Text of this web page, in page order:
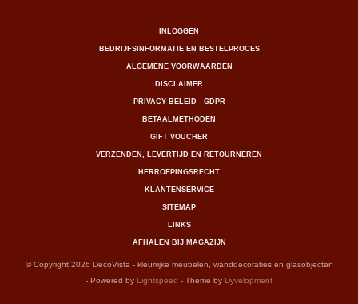
INLOGGEN
BEDRIJFSINFORMATIE EN BESTELPROCES
ALGEMENE VOORWAARDEN
DISCLAIMER
PRIVACY BELEID - GDPR
BETAALMETHODEN
GIFT VOUCHER
VERZENDEN, LEVERTIJD EN RETOURNEREN
HERROEPINGSRECHT
KLANTENSERVICE
SITEMAP
LINKS
AFHALEN BIJ MAGAZIJN
© Copyright 2026 DecoVista - kleurrijke meubelen, wanddecoraties en glasobjecten
- Powered by Lightspeed - Theme by Dyvelopment